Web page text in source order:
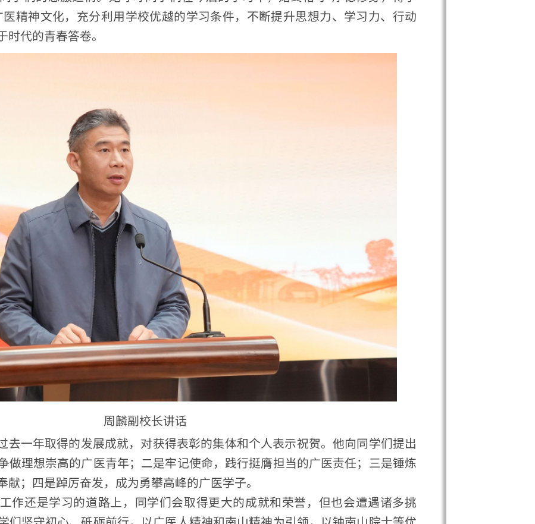
周麟副校长讲话
取得的发展成就，对获得表彰的集体和个人表示祝贺。他向同学们提出
想崇高的广医青年；二是牢记使命，践行挺膺担当的广医责任；三是锤炼
四是踔厉奋发，成为勇攀高峰的广医学子。
是学习的道路上，同学们会取得更大的成就和荣誉，但也会遭遇诸多挑
守初心、砥砺前行，以广医人精神和南山精神为引领，以钟南山院士等优
标、奋楫扬帆，克服种种困难，在学校“双一流”建设中，彰显更强担当、
版权所有：广州医科大学学生工作部（处）
禺区新造镇（番禺校区），广州市东风西路195号（越秀校区） 电话：020-37103489、81340278